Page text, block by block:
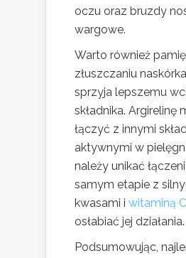
oczu oraz bruzdy
wargowe.
Warto również
złuszczaniu
sprzyja lepszemu
składnika. Argirelinę
łączyć z innymi
aktywnymi w
należy unikać
samym etapie z
kwasami i witaminą C
osłabiać jej działania.
Podsumowując,